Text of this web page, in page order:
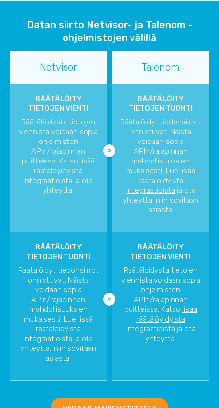
Datan siirto Netvisor- ja Talenom -
ohjelmistojen välillä
Netvisor Talenom
RÄÄTÄLÖITY
TIETOJEN VIENTI
Räätälöidystä tietojen
viennistä voidaan sopia
ohjelmiston
APIn/rajapinnan
puitteissa. Katso lisää
räätälöyidyistä
integraatioista ja ota
yhteyttä!
RÄÄTÄLÖITY
TIETOJEN TUONTI
Räätälöidyt tiedonsiirrot
onnistuvat. Näistä
voidaan sopia
APIn/rajapinnan
mahdollisuuksien
mukaisesti. Lue lisää
räätälöidyistä
integraatioista ja ota
yhteyttä, niin sovitaan
asiasta!
RÄÄTÄLÖITY
TIETOJEN TUONTI
Räätälöidyt tiedonsiirrot
onnistuvat. Näistä
voidaan sopia
APIn/rajapinnan
mahdollisuuksien
mukaisesti. Lue lisää
räätälöidyistä
integraatioista ja ota
yhteyttä, niin sovitaan
asiasta!
RÄÄTÄLÖITY
TIETOJEN VIENTI
Räätälöidystä tietojen
viennistä voidaan sopia
ohjelmiston
APIn/rajapinnan
puitteissa. Katso lisää
räätälöyidyistä
integraatioista ja ota
yhteyttä!